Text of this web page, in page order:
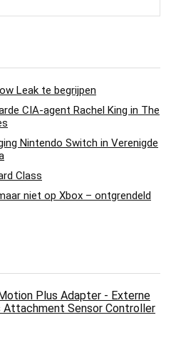
Leak te begrijpen
CIA-agent Rachel King in The
Nintendo Switch in Verenigde
Class
niet op Xbox – ontgrendeld
Plus Adapter - Externe
Attachment Sensor Controller